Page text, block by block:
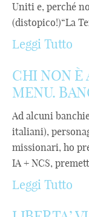
Uniti e, perché
(distopico!)“La
Leggi Tutto
CHI NON È
MENU.
Ad alcuni
italiani),
missionari, ho
IA + NCS,
Leggi Tutto